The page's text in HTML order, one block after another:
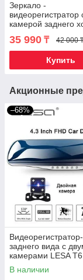
Зеркало -
видеорегистратор
камерой заднего
Pioneer {9.66″,
TouchScreen} (P1
35 990 ₸ 42 000
Купить
Акционные
–68%
заднего вида с
камерами LESA T6
В наличии